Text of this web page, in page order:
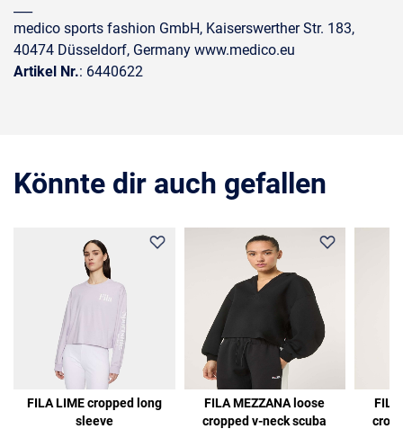
medico sports fashion GmbH, Kaiserswerther Str. 183,
40474 Düsseldorf, Germany www.medico.eu
Artikel Nr.: 6440622
Könnte dir auch gefallen
FILA LIME cropped long
sleeve
FILA MEZZANA loose
cropped v-neck scuba